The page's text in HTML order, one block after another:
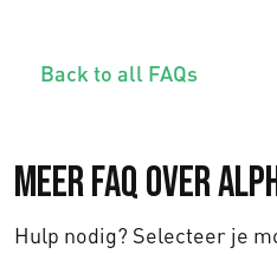
Back to all FAQs
Meer FAQ over
Hulp nodig? Selecteer je